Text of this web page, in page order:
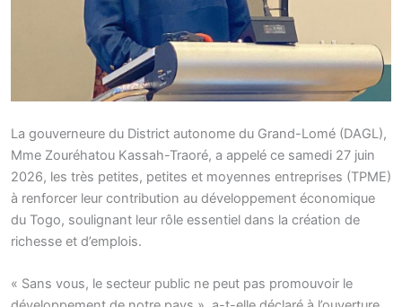
La gouverneure du District autonome du Grand-Lomé (DAGL),
Mme Zouréhatou Kassah-Traoré, a appelé ce samedi 27 juin
2026, les très petites, petites et moyennes entreprises (TPME)
à renforcer leur contribution au développement économique
du Togo, soulignant leur rôle essentiel dans la création de
richesse et d’emplois.
« Sans vous, le secteur public ne peut pas promouvoir le